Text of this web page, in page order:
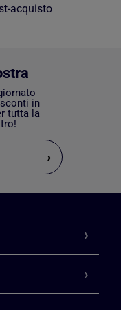
acquisto
in
tutta la
›